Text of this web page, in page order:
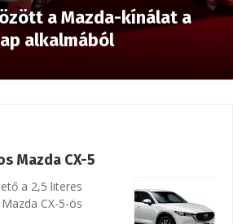
a Mazda-kínálat a
alkalmából
Mazda CX-5
a 2,5 literes
CX-5-ös